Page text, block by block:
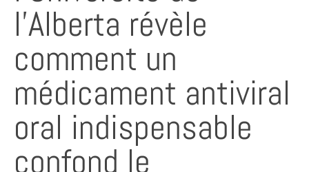
l’Alberta révèle
comment un
médicament antiviral
oral indispensable
confond le